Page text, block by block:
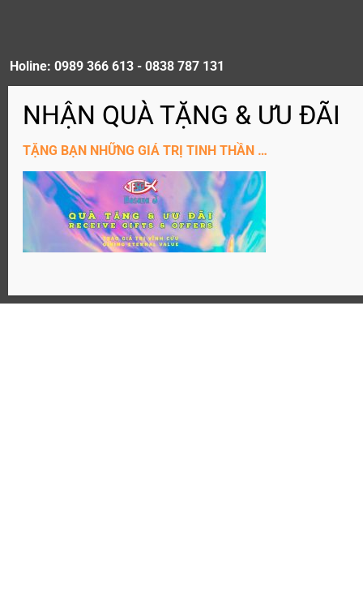
Holine: 0989 366 613 - 0838 787 131
ĐĂNG KÝ KÊNH YouTube
TẶNG BẠN NHỮNG GIÁ TRỊ TINH THẦN …